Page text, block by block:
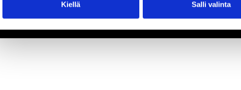
Kiellä Salli valinta